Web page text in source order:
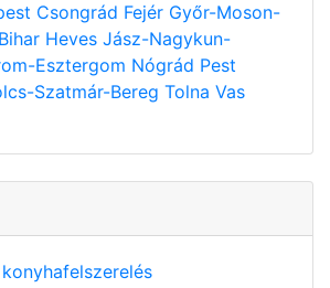
Csongrád Fejér Győr-Moson-
Heves Jász-Nagykun-
Esztergom Nógrád Pest
Szatmár-Bereg Tolna Vas
konyhafelszerelés